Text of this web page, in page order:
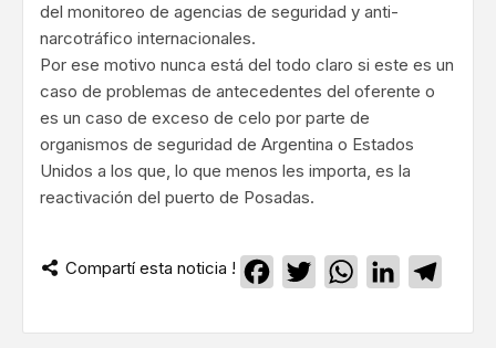
del monitoreo de agencias de seguridad y anti-
narcotráfico internacionales.
Por ese motivo nunca está del todo claro si este es un
caso de problemas de antecedentes del oferente o
es un caso de exceso de celo por parte de
organismos de seguridad de Argentina o Estados
Unidos a los que, lo que menos les importa, es la
reactivación del puerto de Posadas.
Compartí esta noticia ! Facebook
TwitterWhatsApp
LinkedIn